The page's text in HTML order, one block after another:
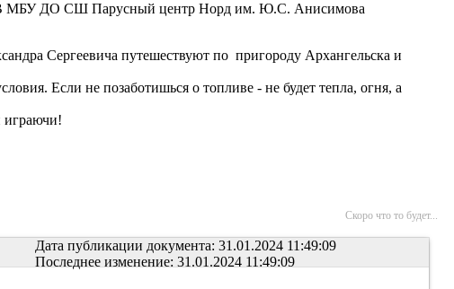
МБУ ДО СШ Парусный центр Норд им. Ю.С. Анисимова
Сергеевича путешествуют по пригороду Архангельска и
Если не позаботишься о топливе - не будет тепла, огня, а
играючи!
Скоро что то будет...
Дата публикации документа: 31.01.2024 11:49:09
Последнее изменение: 31.01.2024 11:49:09